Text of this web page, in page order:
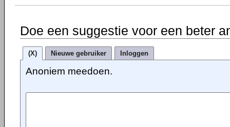
Doe een suggestie voor een beter
(X) Nieuwe gebruiker Inloggen
Anoniem meedoen.